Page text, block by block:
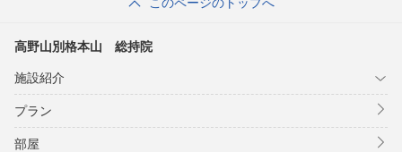
高野山別格本山 総持院
施設紹介
プラン
部屋